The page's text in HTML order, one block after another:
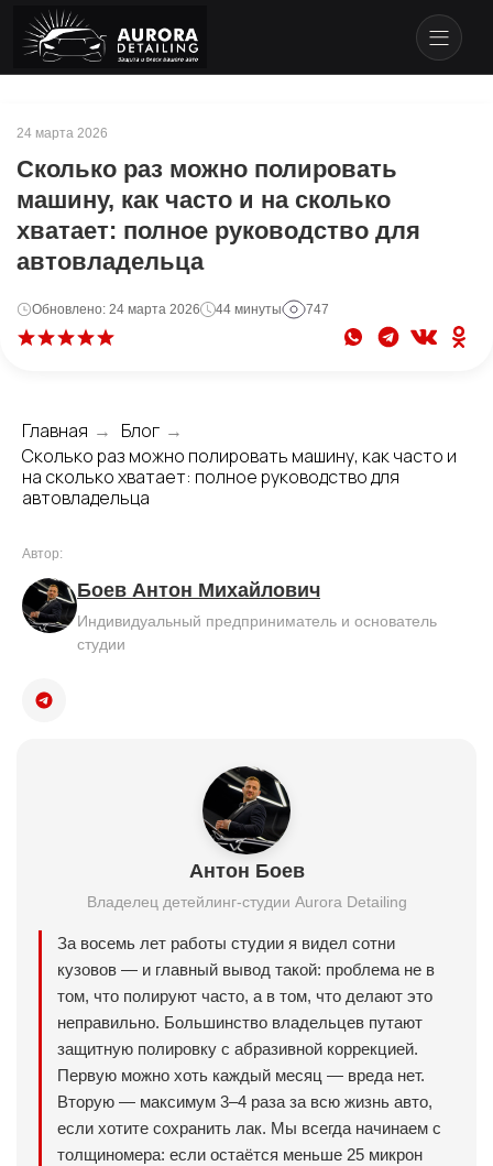
24 марта 2026
Сколько раз можно полировать
машину, как часто и на сколько
хватает: полное руководство для
автовладельца
Обновлено: 24 марта 2026 44 минуты 747
Главная → Блог →
Сколько раз можно полировать машину, как часто и
на сколько хватает: полное руководство для
автовладельца
Автор:
Боев Антон Михайлович
Индивидуальный предприниматель и основатель
студии
Антон Боев
Владелец детейлинг-студии Aurora Detailing
За восемь лет работы студии я видел сотни
кузовов — и главный вывод такой: проблема не в
том, что полируют часто, а в том, что делают это
неправильно. Большинство владельцев путают
защитную полировку с абразивной коррекцией.
Первую можно хоть каждый месяц — вреда нет.
Вторую — максимум 3–4 раза за всю жизнь авто,
если хотите сохранить лак. Мы всегда начинаем с
толщиномера: если остаётся меньше 25 микрон